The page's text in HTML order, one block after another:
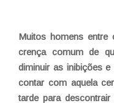
Muitos homens
crença comum de
diminuir as inibições
contar com aquela
tarde para